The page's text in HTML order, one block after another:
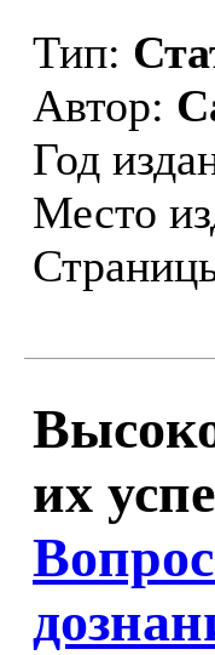
Тип:
Автор:
Год
Место
их